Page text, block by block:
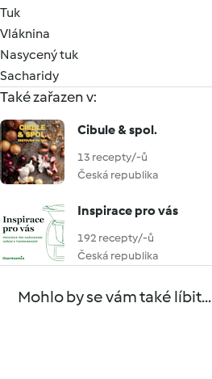
Tuk
Vláknina
Nasycený tuk
Sacharidy
Také zařazen v:
Cibule & spol.
13 recepty/-ů
Česká republika
Inspirace pro vás
192 recepty/-ů
Česká republika
Mohlo by se vám také líbit...